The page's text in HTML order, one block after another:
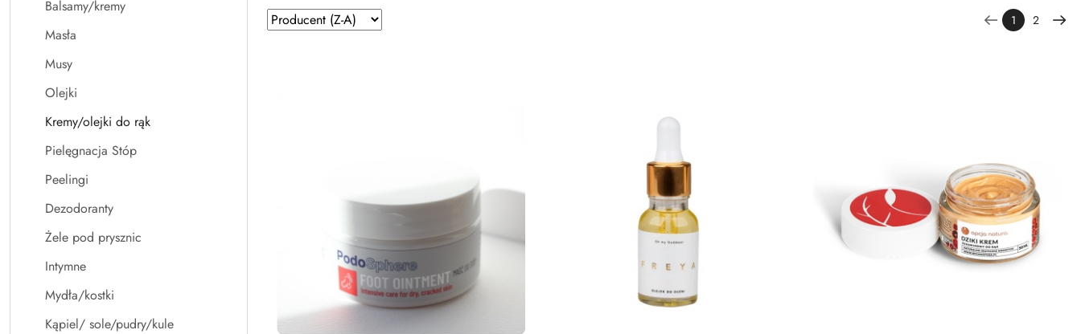
Balsamy/kremy
Masła
Musy
Olejki
Kremy/olejki do rąk
Pielęgnacja Stóp
Peelingi
Dezodoranty
Żele pod prysznic
Intymne
Mydła/kostki
Kąpiel/ sole/pudry/kule
Zastosowano
sortowanie:
Sortuj
według
1 2